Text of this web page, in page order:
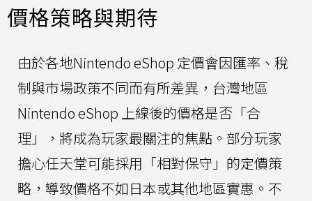
價格策略與期待
由於各地Nintendo eShop 定價會因匯率、稅
制與市場政策不同而有所差異，台灣地區
Nintendo eShop 上線後的價格是否「合
理」，將成為玩家最關注的焦點。部分玩家
擔心任天堂可能採用「相對保守」的定價策
略，導致價格不如日本或其他地區實惠。不